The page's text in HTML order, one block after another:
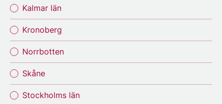
Kalmar län
Kronoberg
Norrbotten
Skåne
Stockholms län